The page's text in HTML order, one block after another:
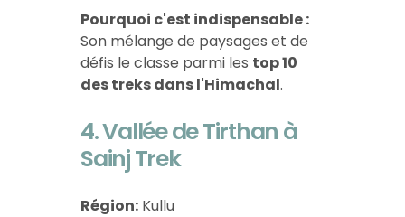
Pourquoi c'est indispensable :
Son mélange de paysages et de
défis le classe parmi les top 10
des treks dans l'Himachal.
4. Vallée de Tirthan à
Sainj Trek
Région: Kullu